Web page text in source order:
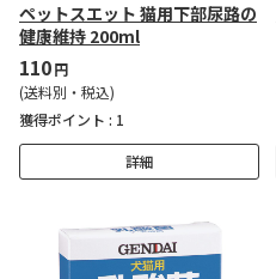
ペットスエット 猫用下部尿路の
健康維持 200ml
110円
(送料別・税込)
獲得ポイント : 1
詳細